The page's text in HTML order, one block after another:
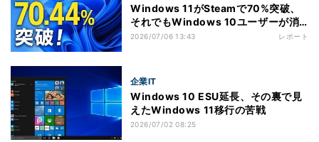
Windows 11がSteamで70%突破、
それでもWindows 10ユーザーが消
えない理由
2026/07/06 13:43 レポート
企業IT
Windows 10 ESU延長、その裏で見
えたWindows 11移行の苦戦
2026/07/02 08:25